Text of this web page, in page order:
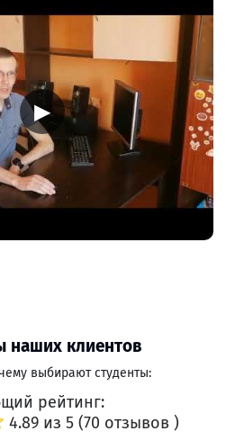
▶
наших клиентов
выбирают студенты:
рейтинг:
4.89 из 5 (70 отзывов )